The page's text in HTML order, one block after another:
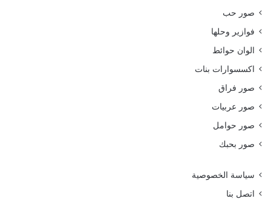
صور حب
فوازير وحلها
الوان حوائط
اكسسوارات بنات
صور فراق
صور عربيات
صور حوامل
صور بحبك
سياسة الخصوصية
اتصل بنا